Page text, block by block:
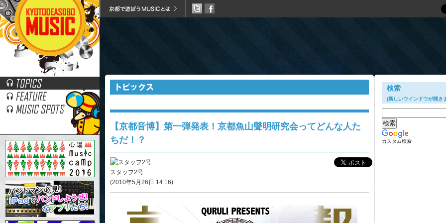
音博の第一弾発表！！京都魚山聲明研究会って・・・？
【京都音博】第一弾発表！京都魚山聲明研究会ってどんな人た
ちだ！？
スタッフ2号
(2010年5月26日 14:16)
検索
(新しいウインドウが開き
カスタム検索